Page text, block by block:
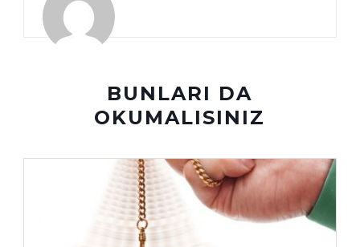
BUNLARI DA
OKUMALISINIZ